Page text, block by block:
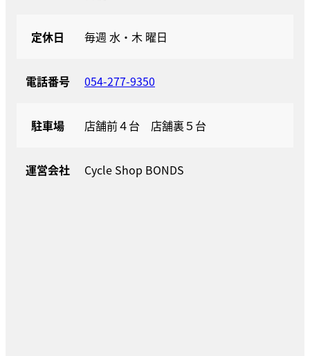
定休日 毎週 水・木 曜日
電話番号 054-277-9350
駐車場 店舗前４台 店舗裏５台
運営会社 Cycle Shop BONDS